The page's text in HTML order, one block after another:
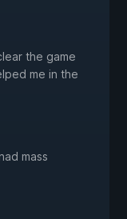
the game
me in the
mass